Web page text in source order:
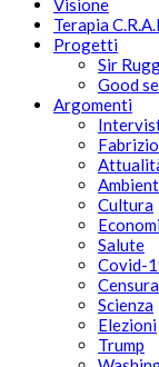
Visione
Terapia
Progetti
Sir
Good
Argomenti
Cultura
Salute
Covid-
Scienza
Elezioni
Trump